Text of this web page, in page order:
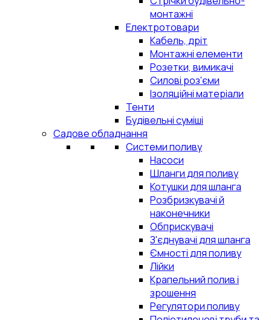
монтажні
Електротовари
Кабель, дріт
Монтажні елементи
Розетки, вимикачі
Силові роз'єми
Ізоляційні матеріали
Тенти
Будівельні суміші
Садове обладнання
Системи поливу
Насоси
Шланги для поливу
Котушки для шланга
Розбризкувачі й
наконечники
Обприскувачі
З'єднувачі для шланга
Ємності для поливу
Лійки
Крапельний полив і
зрошення
Регулятори поливу